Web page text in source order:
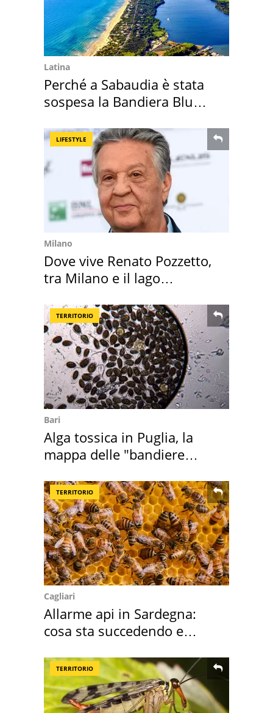
Latina
Perché a Sabaudia è stata
sospesa la Bandiera Blu
LIFESTYLE
Milano
Dove vive Renato Pozzetto,
tra Milano e il lago
TERRITORIO
Bari
Alga tossica in Puglia, la
mappa delle "bandiere
TERRITORIO
Cagliari
Allarme api in Sardegna:
cosa sta succedendo e
TERRITORIO